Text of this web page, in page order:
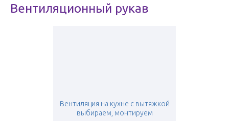
Вентиляционный рукав
Вентиляция на кухне с вытяжкой
выбираем, монтируем